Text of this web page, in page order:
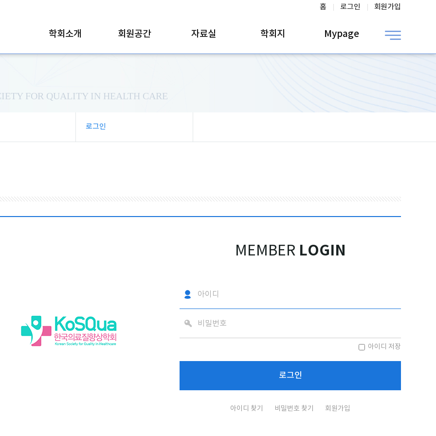
홈 로그인 회원가입
학회소개 회원공간 자료실 학회지 Mypage
FOR QUALITY IN HEALTH CARE
로그인
MEMBER LOGIN
아이디 저장
아이디 찾기 비밀번호 찾기 회원가입